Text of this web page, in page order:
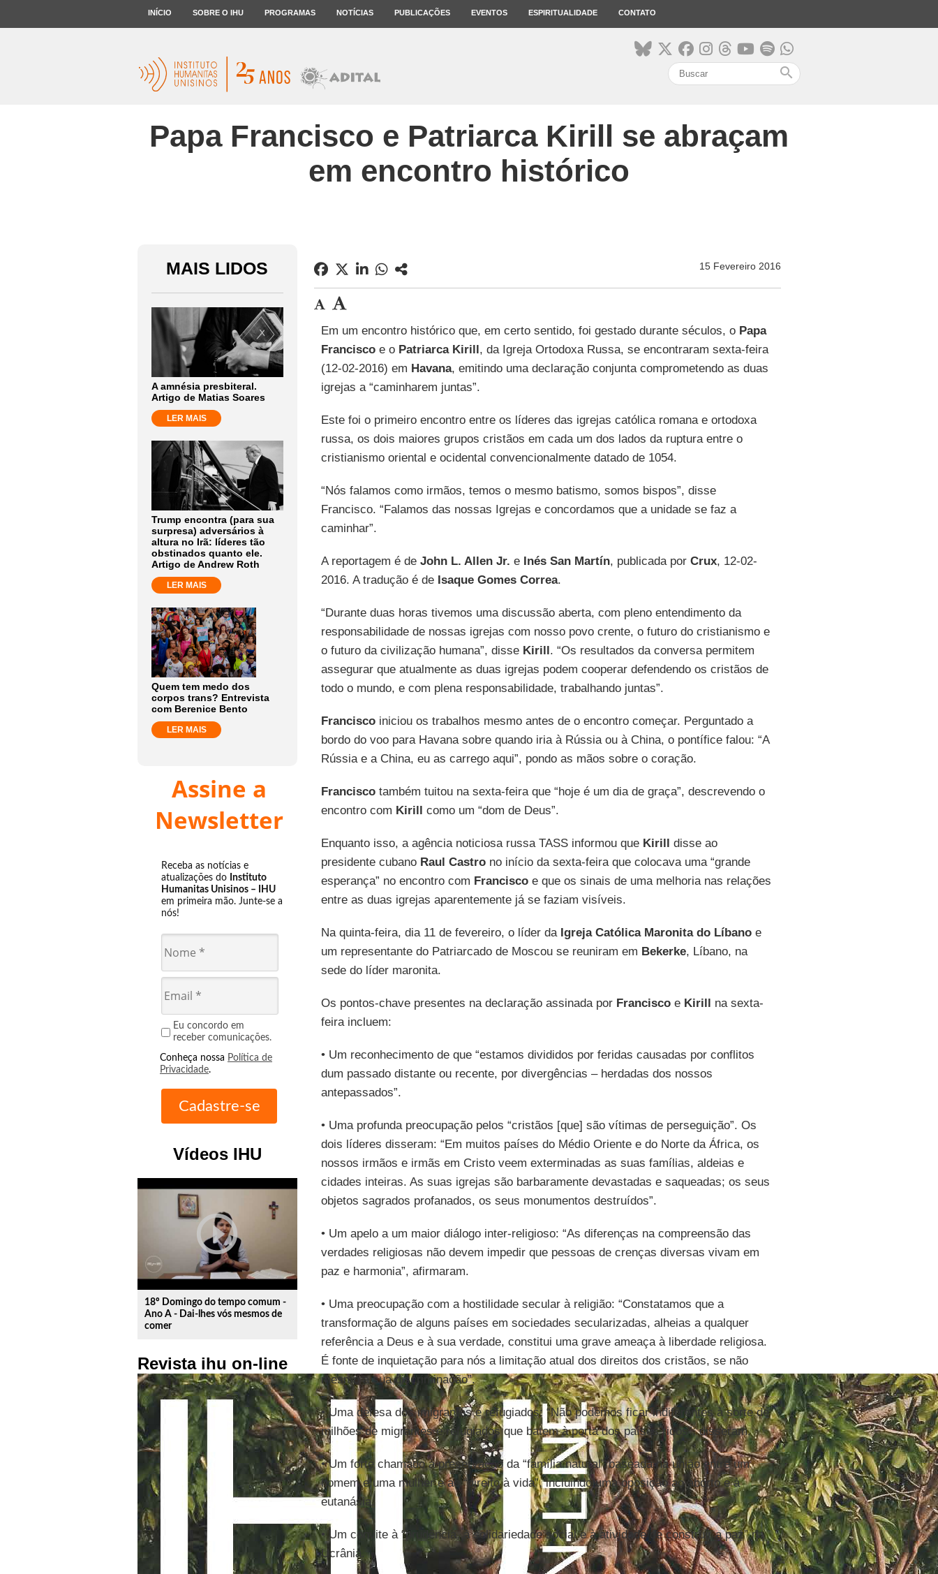
INÍCIO SOBRE O IHU PROGRAMAS NOTÍCIAS PUBLICAÇÕES EVENTOS ESPIRITUALIDADE CONTATO
search
Papa Francisco e Patriarca Kirill se abraçam
em encontro histórico
MAIS LIDOS
A amnésia presbiteral.
Artigo de Matias Soares
LER MAIS
Trump encontra (para sua
surpresa) adversários à
altura no Irã: líderes tão
obstinados quanto ele.
Artigo de Andrew Roth
LER MAIS
Quem tem medo dos
corpos trans? Entrevista
com Berenice Bento
LER MAIS
Assine a
Newsletter
Receba as notícias e
atualizações do Instituto
Humanitas Unisinos – IHU
em primeira mão. Junte-se a
nós!
Eu concordo em
receber comunicações.
Conheça nossa Política de
Privacidade.
Vídeos IHU
play_circle_outline
18º Domingo do tempo comum -
Ano A - Dai-lhes vós mesmos de
comer
Revista ihu on-line
15 Fevereiro 2016
Em um encontro histórico que, em certo sentido, foi gestado durante séculos, o Papa
Franciscoe o Patriarca Kirill, da Igreja Ortodoxa Russa, se encontraram sexta-feira
(12-02-2016) em Havana, emitindo uma declaração conjunta comprometendo as duas
igrejas a “caminharem juntas”.
Este foi o primeiro encontro entre os líderes das igrejas católica romana e ortodoxa
russa, os dois maiores grupos cristãos em cada um dos lados da ruptura entre o
cristianismo oriental e ocidental convencionalmente datado de 1054.
“Nós falamos como irmãos, temos o mesmo batismo, somos bispos”, disse
Francisco. “Falamos das nossas Igrejas e concordamos que a unidade se faz a
caminhar”.
A reportagem é de John L. Allen Jr. e Inés San Martín, publicada por Crux, 12-02-
2016. A tradução é de Isaque Gomes Correa.
“Durante duas horas tivemos uma discussão aberta, com pleno entendimento da
responsabilidade de nossas igrejas com nosso povo crente, o futuro do cristianismo e
o futuro da civilização humana”, disse Kirill. “Os resultados da conversa permitem
assegurar que atualmente as duas igrejas podem cooperar defendendo os cristãos de
todo o mundo, e com plena responsabilidade, trabalhando juntas”.
Franciscoiniciou os trabalhos mesmo antes de o encontro começar. Perguntado a
bordo do voo para Havana sobre quando iria à Rússia ou à China, o pontífice falou: “A
Rússia e a China, eu as carrego aqui”, pondo as mãos sobre o coração.
Franciscotambém tuitou na sexta-feira que “hoje é um dia de graça”, descrevendo o
encontro com Kirill como um “dom de Deus”.
Enquanto isso, a agência noticiosa russa TASS informou que Kirill disse ao
presidente cubano Raul Castrono início da sexta-feira que colocava uma “grande
esperança” no encontro com Franciscoe que os sinais de uma melhoria nas relações
entre as duas igrejas aparentemente já se faziam visíveis.
Na quinta-feira, dia 11 de fevereiro, o líder da Igreja Católica Maronita do Líbanoe
um representante do Patriarcado de Moscou se reuniram em Bekerke, Líbano, na
sede do líder maronita.
Os pontos-chave presentes na declaração assinada por Franciscoe Kirill na sexta-
feira incluem:
• Um reconhecimento de que “estamos divididos por feridas causadas por conflitos
dum passado distante ou recente, por divergências – herdadas dos nossos
antepassados”.
• Uma profunda preocupação pelos “cristãos [que] são vítimas de perseguição”. Os
dois líderes disseram: “Em muitos países do Médio Oriente e do Norte da África, os
nossos irmãos e irmãs em Cristo veem exterminadas as suas famílias, aldeias e
cidades inteiras. As suas igrejas são barbaramente devastadas e saqueadas; os seus
objetos sagrados profanados, os seus monumentos destruídos”.
• Um apelo a um maior diálogo inter-religioso: “As diferenças na compreensão das
verdades religiosas não devem impedir que pessoas de crenças diversas vivam em
paz e harmonia”, afirmaram.
• Uma preocupação com a hostilidade secular à religião: “Constatamos que a
transformação de alguns países em sociedades secularizadas, alheias a qualquer
referência a Deus e à sua verdade, constitui uma grave ameaça à liberdade religiosa.
É fonte de inquietação para nós a limitação atual dos direitos dos cristãos, se não
mesmo a sua discriminação”.
• Uma defesa dos imigrantes e refugiados: “Não podemos ficar indiferentes à sorte de
milhões de migrantes e refugiados que batem à porta dos países ricos”, disseram.
• Um forte chamado à preservação da “família natural” baseada na união entre um
homem e uma mulher e ao “direito à vida”, incluindo uma oposição ao aborto e à
eutanásia.
• Um convite à “prudência, à solidariedade social e à atividade de construir a paz” na
Ucrânia.